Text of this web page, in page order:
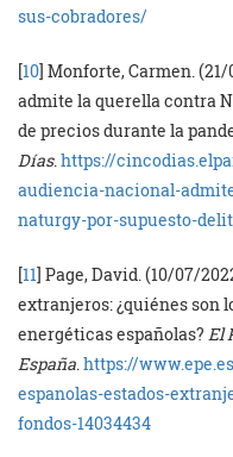
sus-cobradores/
[10] Monforte, Carmen.
admite la querella contra
de precios durante la
Días.https://
audiencia-nacional-
naturgy-por-supuesto-
[11] Page, David. (10/07/
extranjeros: ¿quiénes son
energéticas españolas? El
España.https://
espanolas-estados-
fondos-14034434